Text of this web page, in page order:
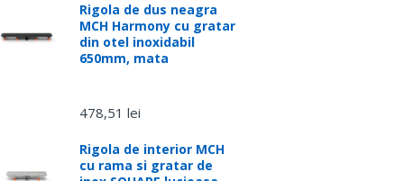
Rigola de dus neagra
MCH Harmony cu gratar
din otel inoxidabil
650mm, mata
478,51 lei
Rigola de interior MCH
cu rama si gratar de